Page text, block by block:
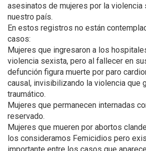
asesinatos de mujeres por la
nuestro país.
En estos registros no están
casos:
Mujeres que ingresaron a los
violencia sexista, pero al fallecer en
defunción figura muerte por paro
causal, invisibilizando la violencia que
traumático.
Mujeres que permanecen internadas
reservado.
Mujeres que mueren por abortos
los consideramos Femicidios pero